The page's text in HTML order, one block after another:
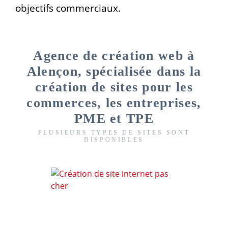
objectifs commerciaux.
Agence de création web à
Alençon, spécialisée dans la
création de sites pour les
commerces, les entreprises,
PME et TPE
PLUSIEURS TYPES DE SITES SONT
DISPONIBLES